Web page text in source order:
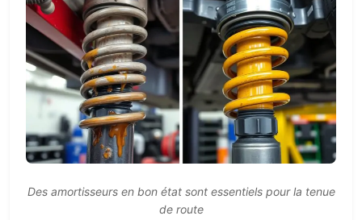
Des amortisseurs en bon état sont essentiels pour la tenue
de route